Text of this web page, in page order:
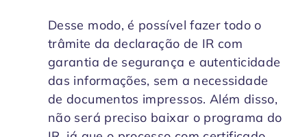
Desse modo, é possível fazer todo o
trâmite da declaração de IR com
garantia de segurança e autenticidade
das informações, sem a necessidade
de documentos impressos. Além disso,
não será preciso baixar o programa do